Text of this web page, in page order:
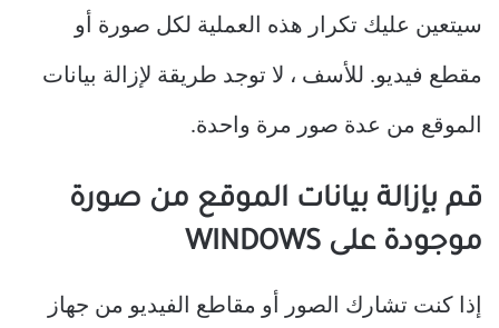
سيتعين عليك تكرار هذه العملية لكل صورة أو
مقطع فيديو. للأسف ، لا توجد طريقة لإزالة بيانات
الموقع من عدة صور مرة واحدة.
قم بإزالة بيانات الموقع من صورة
موجودة على WINDOWS
إذا كنت تشارك الصور أو مقاطع الفيديو من جهاز